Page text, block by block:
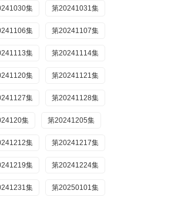
集 第20241031集
集 第20241107集
集 第20241114集
集 第20241121集
集 第20241128集
集 第20241205集
集 第20241217集
集 第20241224集
集 第20250101集